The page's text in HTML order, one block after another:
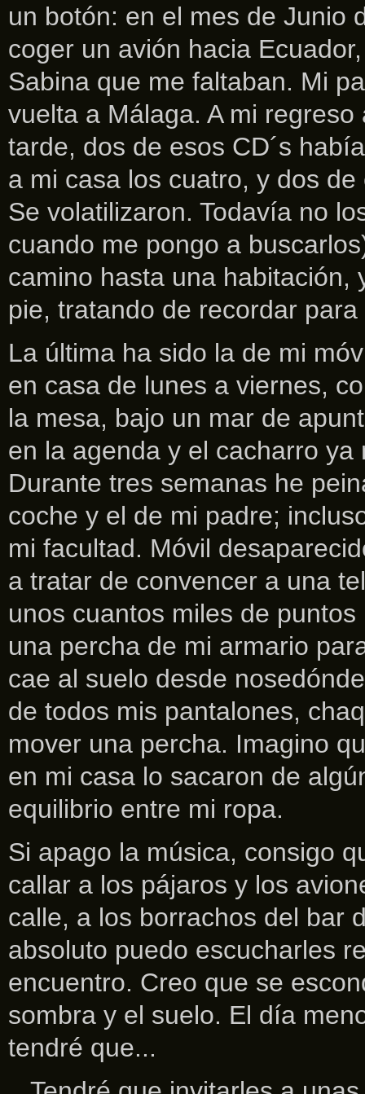
un botón: en el mes de Junio
coger un avión hacia
Sabina que me faltaban. Mi
vuelta a Málaga. A mi
tarde, dos de esos CD´s
a mi casa los cuatro, y dos
Se volatilizaron. Todavía no
cuando me pongo a
camino hasta una habitación,
pie, tratando de recordar
La última ha sido la de mi
en casa de lunes a viernes,
la mesa, bajo un mar de
en la agenda y el cacharro
Durante tres semanas he
coche y el de mi padre;
mi facultad. Móvil
a tratar de convencer a una
unos cuantos miles de
una percha de mi armario
cae al suelo desde
de todos mis pantalones,
mover una percha. Imagino
en mi casa lo sacaron de
equilibrio entre mi ropa.
Si apago la música, consigo
callar a los pájaros y los
calle, a los borrachos del bar
absoluto puedo escucharles
encuentro. Creo que se
sombra y el suelo. El día
tendré que...